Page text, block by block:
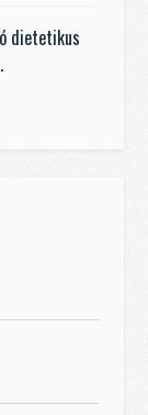
dietetikus